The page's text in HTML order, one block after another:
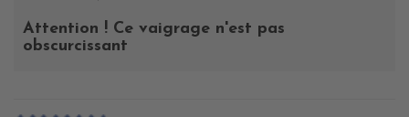
Attention ! Ce vaigrage n'est pas
obscurcissant